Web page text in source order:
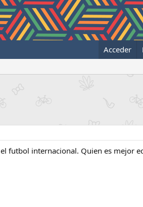
Acceder
futbol internacional. Quien es mejor